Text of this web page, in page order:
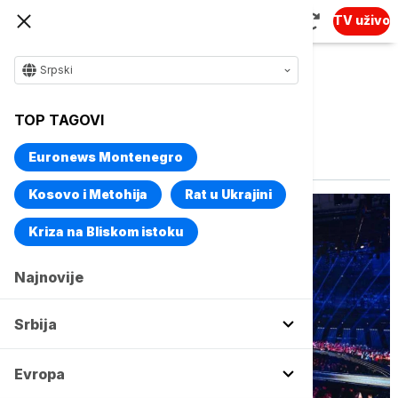
TV uživo
Srpski
TOP TAGOVI
Euronews Montenegro
Kosovo i Metohija Rat u Ukrajini
Kriza na Bliskom istoku
Najnovije
Srbija
Evropa
Vise o temi
Eurosong